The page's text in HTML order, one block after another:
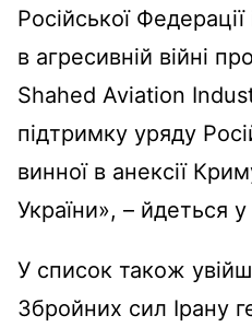
Російської
в агресивній війні
Shahed Aviation
підтримку уряду
винної в анексії
України», – йдеться
У список також
Збройних сил Ірану